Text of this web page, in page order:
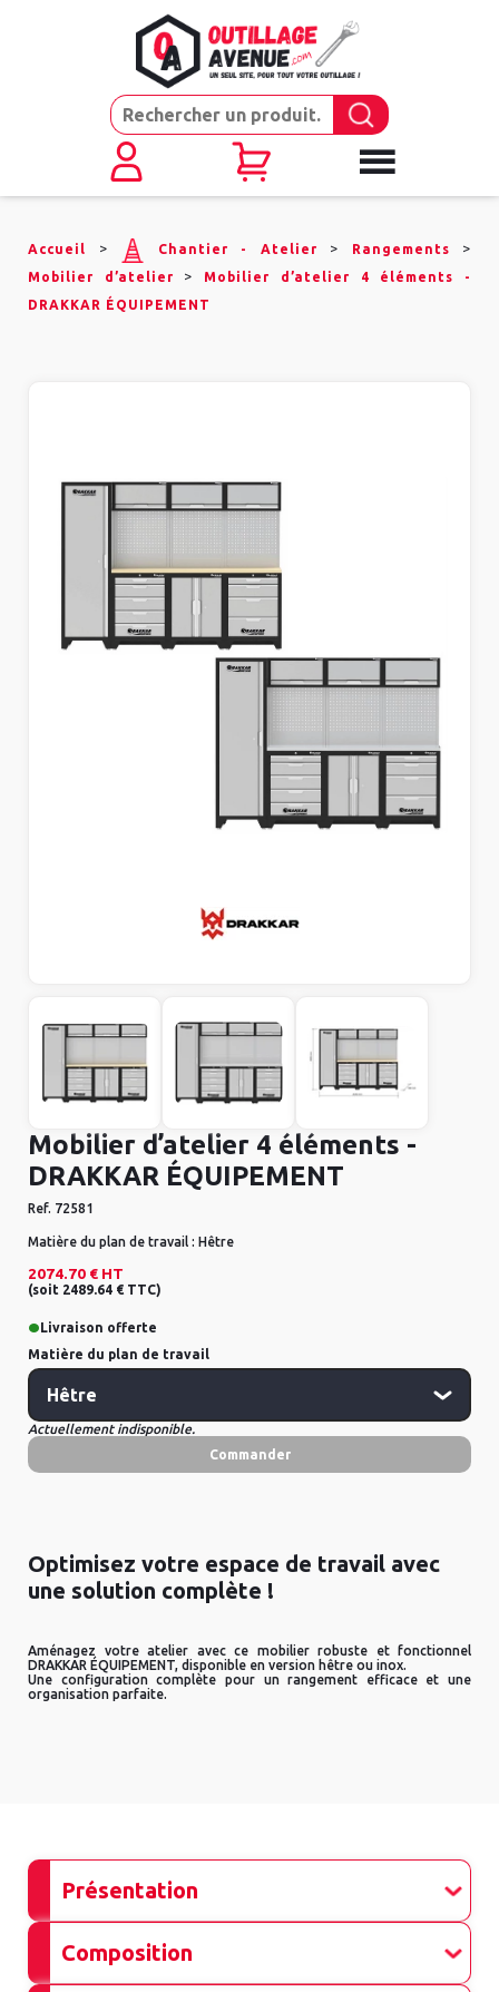
Accueil > Chantier - Atelier > Rangements >
Mobilier d’atelier >
Mobilier d’atelier 4 éléments -
DRAKKAR ÉQUIPEMENT
Mobilier d’atelier 4 éléments -
DRAKKAR ÉQUIPEMENT
Ref. 72581
Matière du plan de travail : Hêtre
2074.70 € HT
(soit 2489.64 € TTC)
•Livraison offerte
Matière du plan de travail
Actuellement indisponible.
Commander
Optimisez votre espace de travail avec
une solution complète !
Aménagez votre atelier avec ce mobilier robuste et fonctionnel
DRAKKAR ÉQUIPEMENT, disponible en version hêtre ou inox.
Une configuration complète pour un rangement efficace et une
organisation parfaite.
Présentation
Composition